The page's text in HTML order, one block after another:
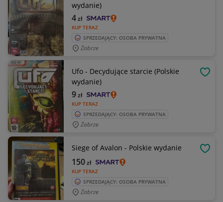
wydanie)
KUP TERAZ
4zł
SPRZEDAJĄCY: OSOBA PRYWATNA
Zabrze
Ufo - Decydujące starcie (Polskie
wydanie)
KUP TERAZ
9zł
SPRZEDAJĄCY: OSOBA PRYWATNA
Zabrze
Siege of Avalon - Polskie wydanie
KUP TERAZ
150zł
SPRZEDAJĄCY: OSOBA PRYWATNA
Zabrze